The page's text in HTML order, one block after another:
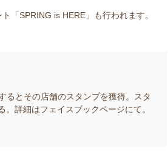
「SPRING is HERE」も行われます。
るとその店舗のスタンプを獲得。スタ
詳細はフェイスブックページにて。